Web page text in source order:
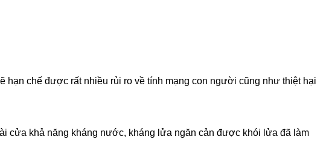
chế được rất nhiều rủi ro về tính mạng con người cũng như thiệt hại
cửa khả năng kháng nước, kháng lửa ngăn cản được khói lửa đã làm